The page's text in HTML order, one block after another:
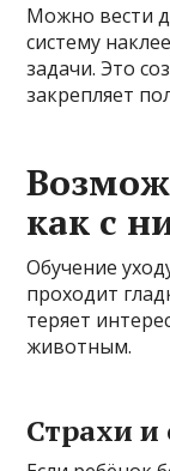
Можно вести
систему
задачи. Это
закрепляет
как с
Обучение
проходит
теряет
животным.
Страхи и